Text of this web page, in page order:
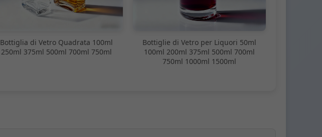
Bottiglia di Vetro Quadrata 100ml
250ml 375ml 500ml 700ml 750ml
Bottiglie di Vetro per Liquori 50ml
100ml 200ml 375ml 500ml 700ml
750ml 1000ml 1500ml